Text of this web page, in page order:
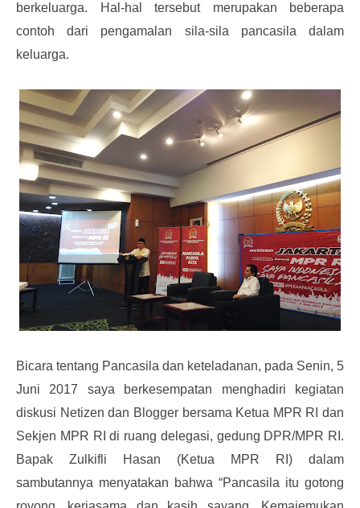
berkeluarga. Hal-hal tersebut merupakan beberapa
contoh dari pengamalan sila-sila pancasila dalam
keluarga.
Bicara tentang Pancasila dan keteladanan, pada Senin, 5
Juni 2017 saya berkesempatan menghadiri kegiatan
diskusi Netizen dan Blogger bersama Ketua MPR RI dan
Sekjen MPR RI di ruang delegasi, gedung DPR/MPR RI.
Bapak Zulkifli Hasan (Ketua MPR RI) dalam
sambutannya menyatakan bahwa “Pancasila itu gotong